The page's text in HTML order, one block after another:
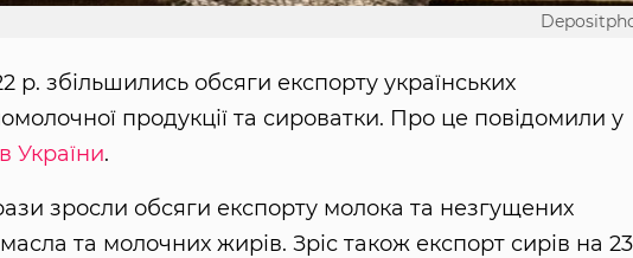
р. збільшились обсяги експорту українських
продукції та сироватки. Про це повідомили у
України.
зросли обсяги експорту молока та незгущених
та молочних жирів. Зріс також експорт сирів на